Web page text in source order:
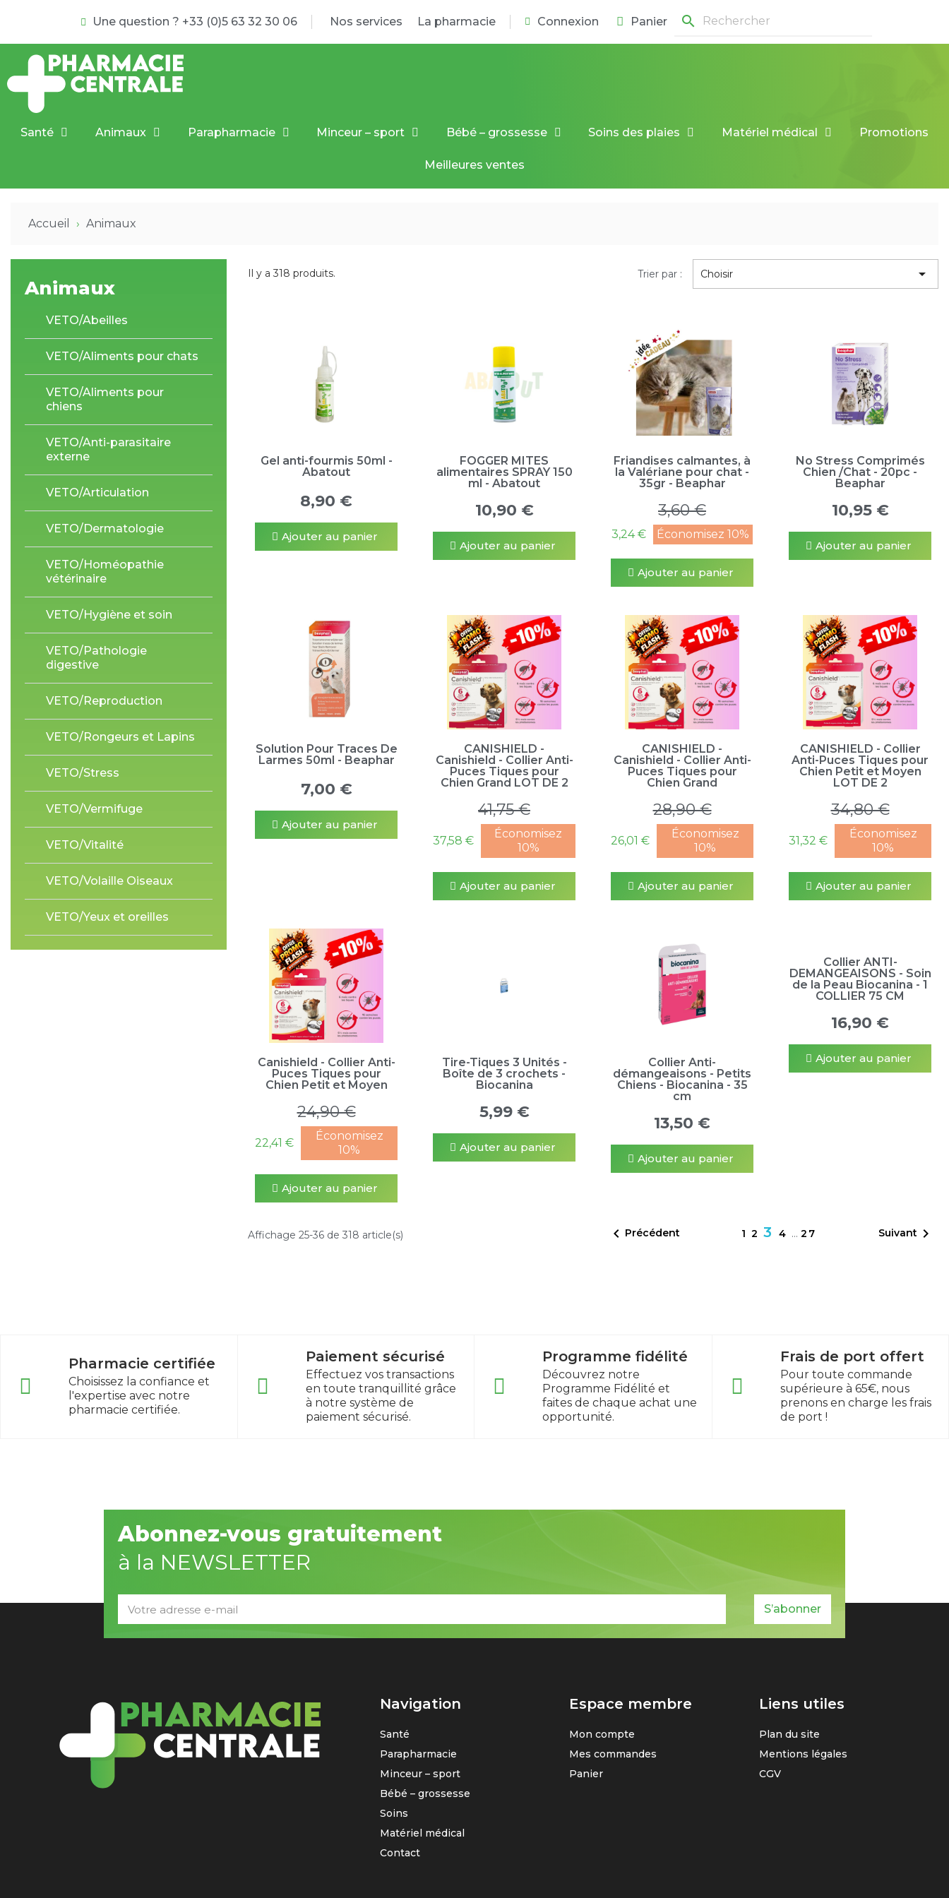
Une question ? +33 (0)5 63 32 30 06 Nos services La pharmacie Connexion Panier search
Santé Animaux Parapharmacie Minceur – sport Bébé – grossesse Soins des plaies Matériel médical Promotions
Meilleures ventes
Accueil Animaux
Animaux
VETO/Abeilles
VETO/Aliments pour chats
VETO/Aliments pour
chiens
VETO/Anti-parasitaire
externe
VETO/Articulation
VETO/Dermatologie
VETO/Homéopathie
vétérinaire
VETO/Hygiène et soin
VETO/Pathologie
digestive
VETO/Reproduction
VETO/Rongeurs et Lapins
VETO/Stress
VETO/Vermifuge
VETO/Vitalité
VETO/Volaille Oiseaux
VETO/Yeux et oreilles
Il y a 318 produits. Trier par : Choisir 
Gel anti-fourmis 50ml -
Abatout
8,90 €
Ajouter au panier
FOGGER MITES
alimentaires SPRAY 150
ml - Abatout
10,90 €
Ajouter au panier
Friandises calmantes, à
la Valériane pour chat -
35gr - Beaphar
3,60 €
3,24 € Économisez 10%
Ajouter au panier
No Stress Comprimés
Chien /Chat - 20pc -
Beaphar
10,95 €
Ajouter au panier
Solution Pour Traces De
Larmes 50ml - Beaphar
7,00 €
Ajouter au panier
CANISHIELD -
Canishield - Collier Anti-
Puces Tiques pour
Chien Grand LOT DE 2
41,75 €
37,58 €
Économisez
10%
Ajouter au panier
CANISHIELD -
Canishield - Collier Anti-
Puces Tiques pour
Chien Grand
28,90 €
26,01 €
Économisez
10%
Ajouter au panier
CANISHIELD - Collier
Anti-Puces Tiques pour
Chien Petit et Moyen
LOT DE 2
34,80 €
31,32 €
Économisez
10%
Ajouter au panier
Canishield - Collier Anti-
Puces Tiques pour
Chien Petit et Moyen
24,90 €
22,41 €
Économisez
10%
Ajouter au panier
Tire-Tiques 3 Unités -
Boîte de 3 crochets -
Biocanina
5,99 €
Ajouter au panier
Collier Anti-
démangeaisons - Petits
Chiens - Biocanina - 35
cm
13,50 €
Ajouter au panier
Collier ANTI-
DEMANGEAISONS - Soin
de la Peau Biocanina - 1
COLLIER 75 CM
16,90 €
Ajouter au panier
Affichage 25-36 de 318 article(s)  Précédent 1234 … 27 Suivant
Pharmacie certifiée
Choisissez la confiance et
l'expertise avec notre
pharmacie certifiée.
Paiement sécurisé
Effectuez vos transactions
en toute tranquillité grâce
à notre système de
paiement sécurisé.
Programme fidélité
Découvrez notre
Programme Fidélité et
faites de chaque achat une
opportunité.
Frais de port offert
Pour toute commande
supérieure à 65€, nous
prenons en charge les frais
de port !
Abonnez-vous gratuitement
à la NEWSLETTER
S’abonner
Navigation
Santé
Parapharmacie
Minceur – sport
Bébé – grossesse
Soins
Matériel médical
Contact
Espace membre
Mon compte
Mes commandes
Panier
Liens utiles
Plan du site
Mentions légales
CGV